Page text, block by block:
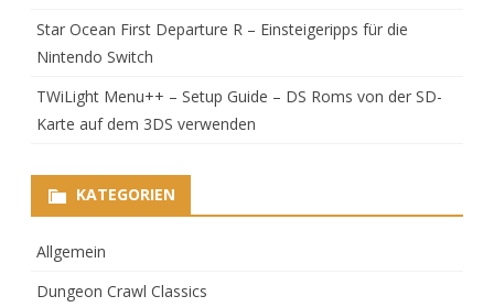
Star Ocean First Departure R – Einsteigeripps für die
Nintendo Switch
TWiLight Menu++ – Setup Guide – DS Roms von der SD-
Karte auf dem 3DS verwenden
KATEGORIEN
Allgemein
Dungeon Crawl Classics